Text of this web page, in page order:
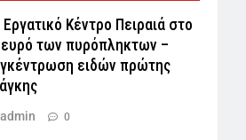
Εργατικό Κέντρο Πειραιά στο
των πυρόπληκτων –
ειδών πρώτης
admin 0